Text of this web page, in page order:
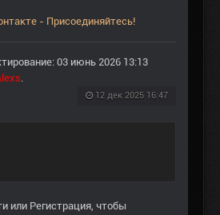
- Присоединяйтесь!
03 июнь 2026 13:13
.
12 дек 2025 16:47
или Регистрация, чтобы